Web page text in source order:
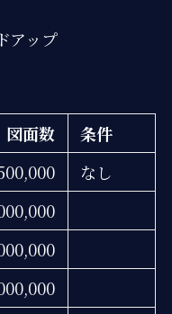
アップ
図面数
条件
なし